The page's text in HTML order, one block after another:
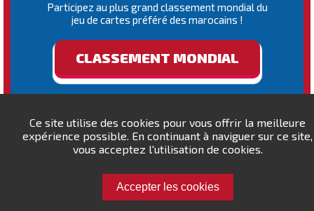
Ce site utilise des cookies pour vous offrir la meilleure
expérience possible. En continuant à naviguer sur ce site,
vous acceptez l'utilisation de cookies.
Accepter les cookies
Participez au plus grand classement mondial du
jeu de cartes préféré des marocains !
CLASSEMENT MONDIAL